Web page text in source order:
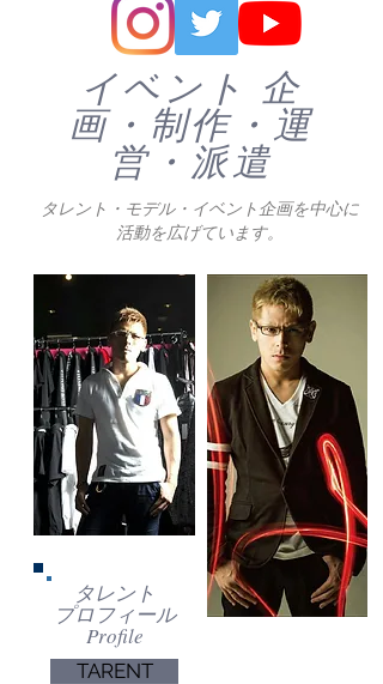
​イベント 企
画・制作・運
営・派遣
​タレント・モデル・イベント企画を中心に
活動を広げています。
タレント
プロフィール
Profile
TARENT